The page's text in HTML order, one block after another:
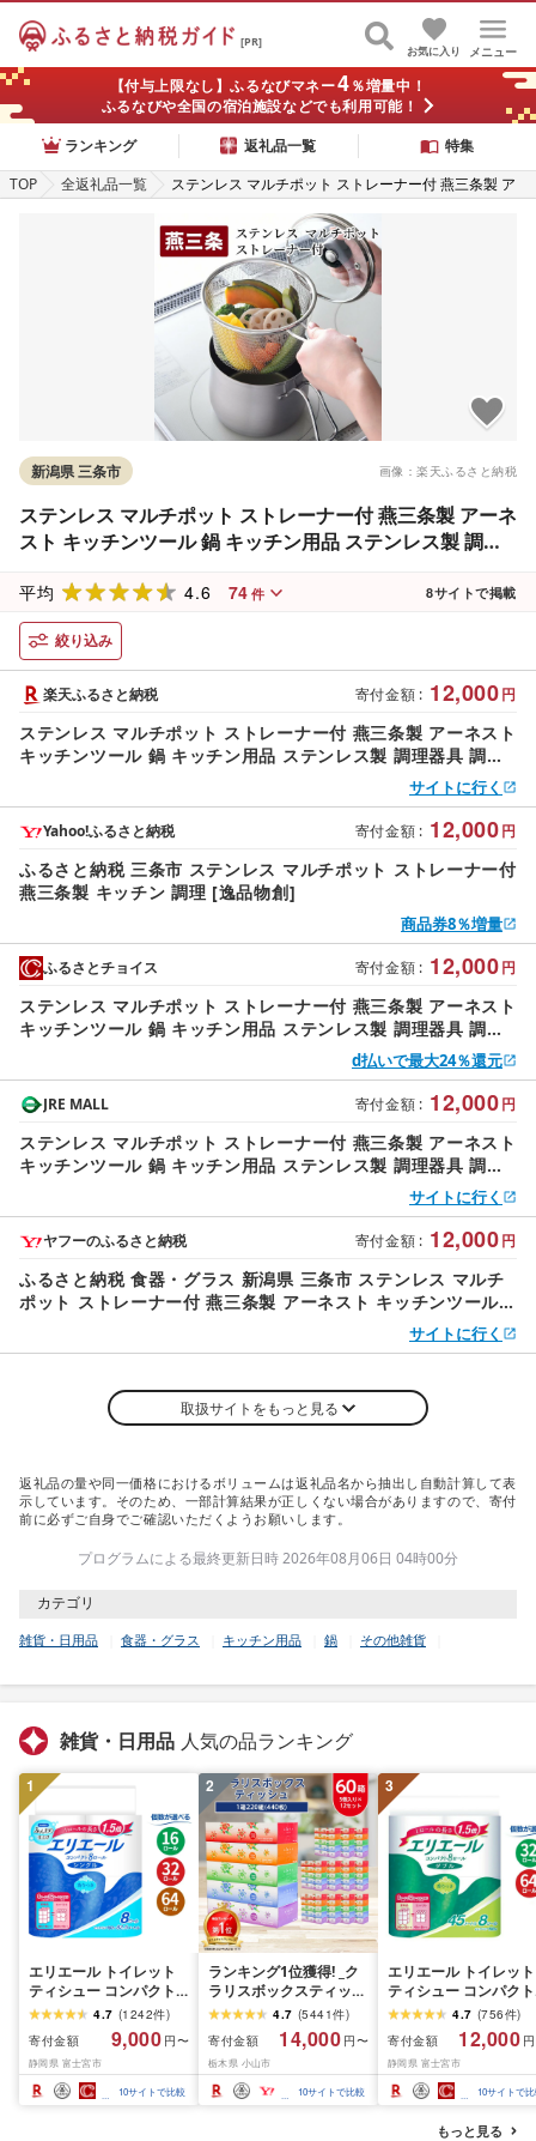
[PR]
メニュー
お気に入り
【付与上限なし】ふるなびマネー4％増量中！
ふるなびや全国の宿泊施設などでも利用可能！
ランキング
返礼品一覧
特集
TOP
全返礼品一覧
ステンレス マルチポット ストレーナー付 燕三条製 ア
ーネスト キッチンツール 鍋 キッチン用品 ステンレス
製 調理器具 調理用品 新生活 一人暮らし 仕送り [逸品
物創]
画像：楽天ふるさと納税
新潟県 三条市
ステンレス マルチポット ストレーナー付 燕三条製 アーネ
スト キッチンツール 鍋 キッチン用品 ステンレス製 調理
平均 4.6 74 件 8サイトで掲載
絞り込み
寄付金額 : 12,000円
楽天ふるさと納税
ステンレス マルチポット ストレーナー付 燕三条製 アーネスト
キッチンツール 鍋 キッチン用品 ステンレス製 調理器具 調理
サイトに行く
寄付金額 : 12,000円
Yahoo!ふるさと納税
ふるさと納税 三条市 ステンレス マルチポット ストレーナー付
燕三条製 キッチン 調理 [逸品物創]
商品券8％増量
寄付金額 : 12,000円
ふるさとチョイス
ステンレス マルチポット ストレーナー付 燕三条製 アーネスト
キッチンツール 鍋 キッチン用品 ステンレス製 調理器具 調理
用品 新生活 一人暮らし 仕送り 新生活 一人暮らし [逸品物創]
d払いで最大24％還元
寄付金額 : 12,000円
JRE MALL
ステンレス マルチポット ストレーナー付 燕三条製 アーネスト
キッチンツール 鍋 キッチン用品 ステンレス製 調理器具 調理
用品 新生活 一人暮らし 仕送り 新生活 一人暮らし [逸品物創]
サイトに行く
寄付金額 : 12,000円
ヤフーのふるさと納税
ふるさと納税 食器・グラス 新潟県 三条市 ステンレス マルチ
ポット ストレーナー付 燕三条製 アーネスト キッチンツール
サイトに行く
取扱サイトをもっと見る
返礼品の量や同一価格におけるボリュームは返礼品名から抽出し自動計算して表
示しています。そのため、一部計算結果が正しくない場合がありますので、寄付
前に必ずご自身でご確認いただくようお願いします。
プログラムによる最終更新日時 2026年08月06日 04時00分
カテゴリ
雑貨・日用品 食器・グラス キッチン用品 鍋 その他雑貨
雑貨・日用品 人気の品ランキング
1
エリエール トイレット
ティシュー コンパクト
シングル [個数が選べ
る:16・32・64 ロール]
1.5倍巻 82.5m トイレッ
トペーパー シングル パ
ルプ100% 香りつき 日用
品 消耗品 備蓄 ふるさと
4.7 (1242件)
寄付金額
9,000 円〜
静岡県 富士宮市
10サイトで比較
2
ランキング1位獲得! _ク
ラリスボックスティッシ
ュ60箱(1箱220組(440
枚))(5個入り×12セット)_
ティッシュ ティッシュ
ペーパー 日用品 常備品
生活用品 まとめ買い [配
送不可地域:離島・沖縄
4.7 (5441件)
寄付金額
14,000 円〜
栃木県 小山市
10サイトで比較
3
エリエール トイレット
ティシュー コンパクト
ダブル [選べるロール
数:32・64 ロール] 1.5
巻 45m トイレットペ
パー ダブル パルプ
香りつき 日用品 消耗
備蓄 ふるさと納税 ふ
さと 送料無料 静岡県
4.7 (756件)
寄付金額
12,000
静岡県 富士宮市
10サイトで
もっと見る